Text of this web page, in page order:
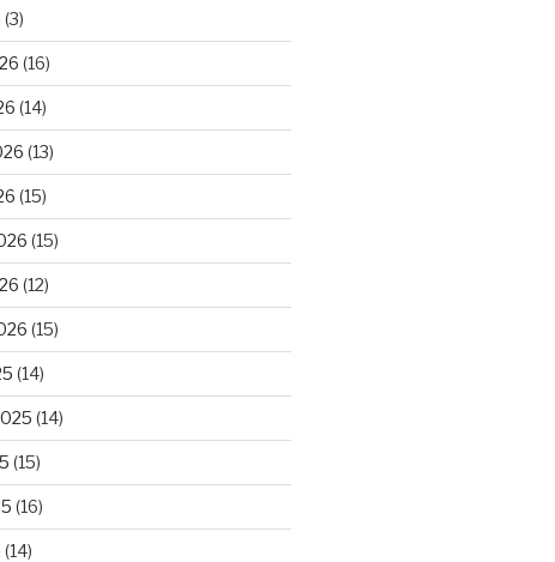
(3)
(16)
(14)
(13)
(15)
(15)
(12)
(15)
(14)
(14)
(15)
(16)
(14)